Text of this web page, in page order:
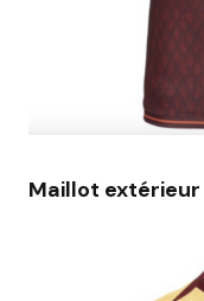
Maillot extérieur